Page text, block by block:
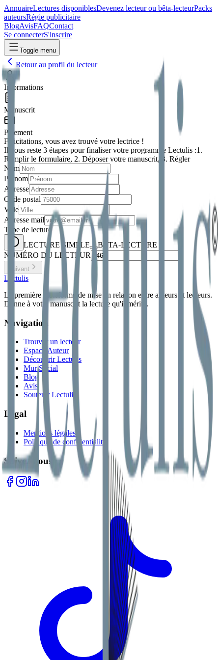
AnnuaireLectures disponiblesDevenez lecteur ou bêta-lecteurPacks
auteursRégie publicitaire
BlogAvisFAQContact
Se connecterS'inscrire
Toggle menu
Retour au profil du lecteur
Informations
Manuscrit
Paiement
Félicitations, vous avez trouvé votre lectrice !
Il vous reste 3 étapes pour finaliser votre programme Lectulis :1.
Remplir le formulaire, 2. Déposer votre manuscrit, 3. Régler
Nom
Prénom
Adresse
Code postal
Ville
Adresse mail
Type de lecture
LECTURE SIMPLE
BÊTA-LECTURE
NUMÉRO DU LECTEUR
Suivant
Lectulis
La première plateforme de mise en relation entre auteurs et lecteurs.
Donne à votre manuscrit la lecture qu'il mérite.
Navigation
Trouver un lecteur
Espace Auteur
Découvrir Lectulis
Mur Social
Blog
Avis
Soutenir Lectulis
Légal
Mentions légales
Politique de confidentialité
Suivez-nous